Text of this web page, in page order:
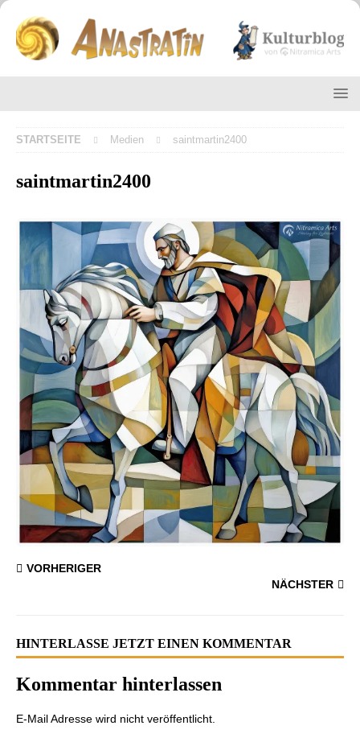
STARTSEITE Medien saintmartin2400
saintmartin2400
VORHERIGER
NÄCHSTER
HINTERLASSE JETZT EINEN KOMMENTAR
Kommentar hinterlassen
E-Mail Adresse wird nicht veröffentlicht.